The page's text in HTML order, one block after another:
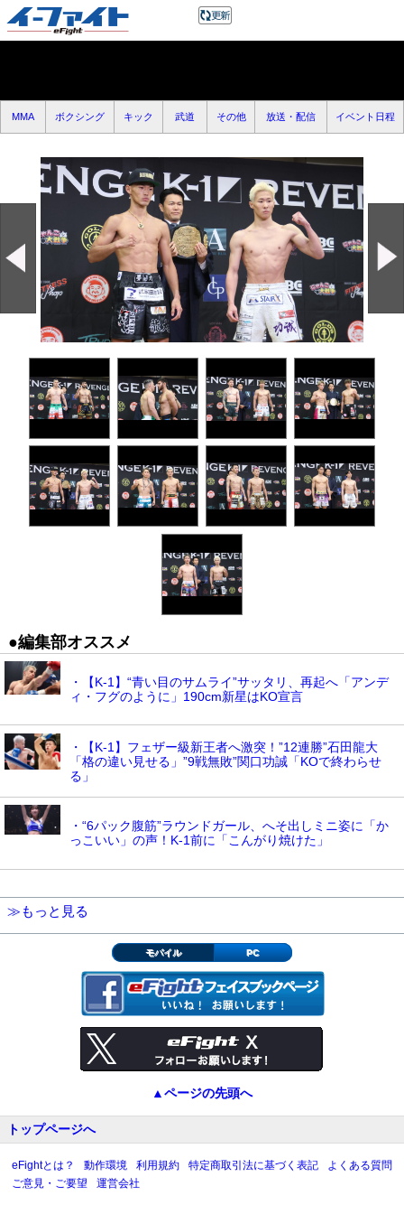
MMA ボクシング キック 武道 その他 放送・配信 イベント日程
●編集部オススメ
・【K-1】“青い目のサムライ”サッタリ、再起へ「アンデ
ィ・フグのように」190cm新星はKO宣言
・【K-1】フェザー級新王者へ激突！”12連勝”石田龍大
「格の違い見せる」”9戦無敗”関口功誠「KOで終わらせ
る」
・“6パック腹筋”ラウンドガール、へそ出しミニ姿に「か
っこいい」の声！K-1前に「こんがり焼けた」
≫もっと見る
モバイル PC
▲ページの先頭へ
トップページへ
eFightとは？ 動作環境 利用規約 特定商取引法に基づく表記
よくある質問
ご意見・ご要望
運営会社